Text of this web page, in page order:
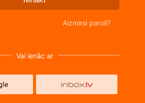
Aizmirsi paroli?
Vai ienāc ar